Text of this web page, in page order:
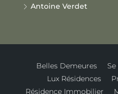
Antoine Verdet
Belles Demeures
Lux Résidences
Résidence Immobilier